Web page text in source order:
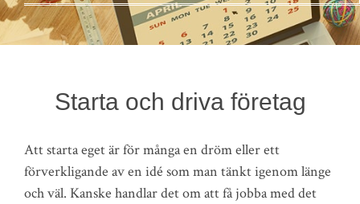
Starta och driva företag
Att starta eget är för många en dröm eller ett
förverkligande av en idé som man tänkt igenom länge
och väl. Kanske handlar det om att få jobba med det